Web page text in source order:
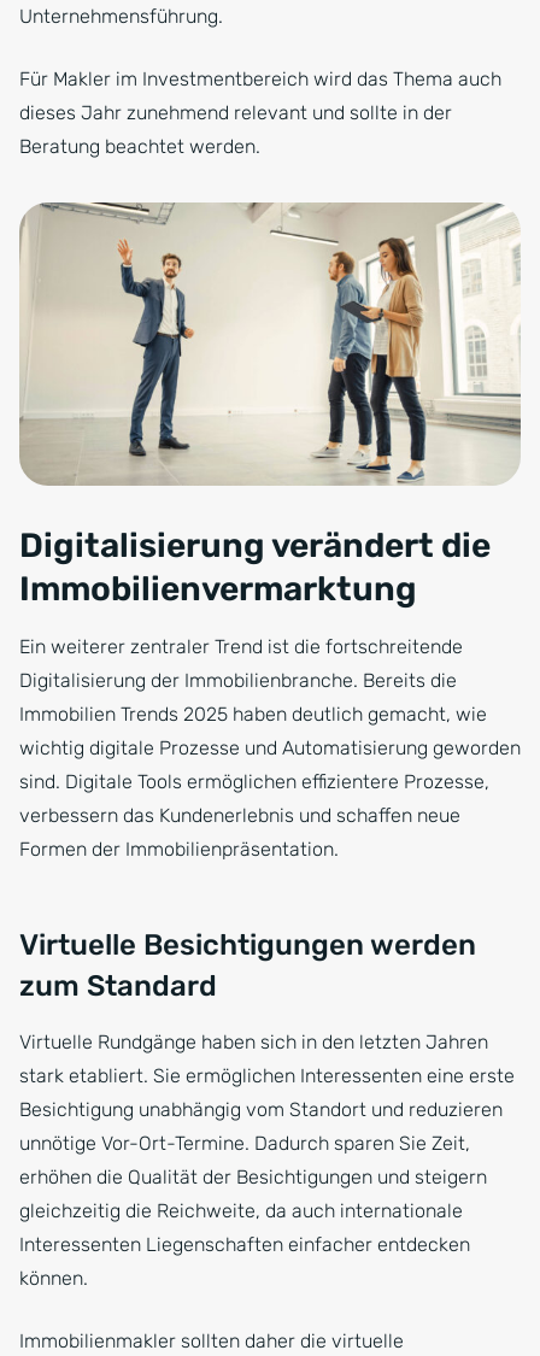
Unternehmensführung.
Für Makler im Investmentbereich wird das Thema auch
dieses Jahr zunehmend relevant und sollte in der
Beratung beachtet werden.
Digitalisierung verändert die
Immobilienvermarktung
Ein weiterer zentraler Trend ist die fortschreitende
Digitalisierung der Immobilienbranche. Bereits die
Immobilien Trends 2025 haben deutlich gemacht, wie
wichtig digitale Prozesse und Automatisierung geworden
sind. Digitale Tools ermöglichen effizientere Prozesse,
verbessern das Kundenerlebnis und schaffen neue
Formen der Immobilienpräsentation.
Virtuelle Besichtigungen werden
zum Standard
Virtuelle Rundgänge haben sich in den letzten Jahren
stark etabliert. Sie ermöglichen Interessenten eine erste
Besichtigung unabhängig vom Standort und reduzieren
unnötige Vor-Ort-Termine. Dadurch sparen Sie Zeit,
erhöhen die Qualität der Besichtigungen und steigern
gleichzeitig die Reichweite, da auch internationale
Interessenten Liegenschaften einfacher entdecken
können.
Immobilienmakler sollten daher die virtuelle